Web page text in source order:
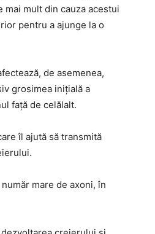
mult din cauza acestui
pentru a ajunge la o
de asemenea,
grosimea inițială a
față de celălalt.
îl ajută să transmită
mare de axoni, în